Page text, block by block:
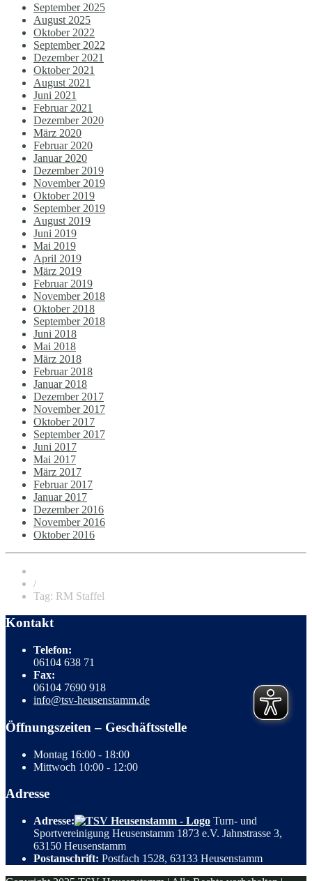
September 2025
August 2025
Oktober 2022
September 2022
Dezember 2021
Oktober 2021
August 2021
Juni 2021
Februar 2021
Dezember 2020
März 2020
Februar 2020
Januar 2020
Dezember 2019
November 2019
Oktober 2019
September 2019
August 2019
Juni 2019
Mai 2019
April 2019
März 2019
Februar 2019
November 2018
Oktober 2018
September 2018
Juni 2018
Mai 2018
März 2018
Februar 2018
Januar 2018
Dezember 2017
November 2017
Oktober 2017
September 2017
Juni 2017
Mai 2017
März 2017
Februar 2017
Januar 2017
Dezember 2016
November 2016
Oktober 2016
/
Tag: RM Staffel
Kontakt
Telefon:
06104 638 71
Fax:
06104 7690 918
info@tsv-heusenstamm.de
Öffnungszeiten – Geschäftsstelle
Montag 16:00 - 18:00
Mittwoch 10:00 - 12:00
Adresse
Adresse:
Turn- und
Sportvereinigung Heusenstamm 1873 e.V. Jahnstrasse 3,
63150 Heusenstamm
Postanschrift: Postfach 1528, 63133 Heusenstamm